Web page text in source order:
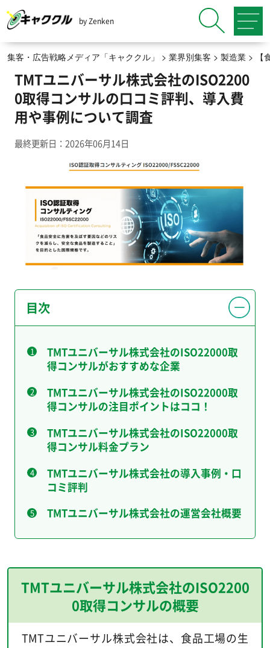
by Zenken
集客・広告戦略メディア「キャククル」 > 業界別集客 > 製造業>
TMTユニバーサル株式会社のISO2200
0取得コンサルの口コミ評判、導入費
用や事例について調査
最終更新日：2026年06月14日
目次
TMTユニバーサル株式会社のISO22000取
得コンサルがおすすめな企業
TMTユニバーサル株式会社のISO22000取
得コンサルの注目ポイントはココ！
TMTユニバーサル株式会社のISO22000取
得コンサル料金プラン
TMTユニバーサル株式会社の導入事例・口
コミ評判
TMTユニバーサル株式会社の運営会社概要
TMTユニバーサル株式会社のISO2200
0取得コンサルの概要
TMTユニバーサル株式会社は、食品工場の生